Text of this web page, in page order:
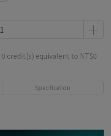
0 credit(s) equivalent to NT$0
Specification